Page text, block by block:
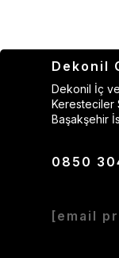
Dekonil
Dekonil İç
Keresteciler
Başakşehir
0850
[email